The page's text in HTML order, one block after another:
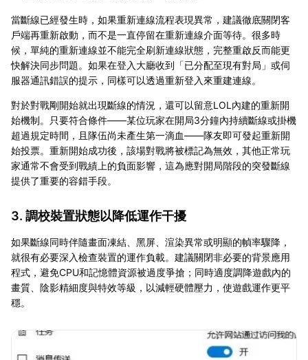
當斷線已經發生時，如果重新連線流程表現異常，建議徹底關閉客
戶端再重新啟動，而不是一直停留在重新連線介面等待。很多時
候，單純的重新連線並不能完全刷新連線狀態，完整重啟反而能更
快解決同步問題。如果在登入大廳收到「已分配至現有對局」或伺
服器通訊錯誤的提示，同樣可以透過重新登入來重建連線。
對於對戰剛開始就出現斷線的情況，還可以留意LOL內建的重新開
始機制。只要符合條件——某位玩家在開局3分鐘內持續斷線或掛機
超過規定時間，且隊伍尚未產生第一滴血——隊友即可發起重新開
始投票。重新開始成功後，該場對戰將被標記為無效，其他正常玩
家通常不會受到戰績上的負面影響，這為應對開局階段的突發斷線
提供了重要的容錯手段。
3. 調校裝置狀態以降低運作干擾
如果斷線同時伴隨畫面凍結、黑屏、渲染異常或明顯的幀率驟降，
就很有必要深入檢查裝置的運作負載。建議關閉非必要的背景應用
程式，避免CPU和記憶體資源被過度爭搶；同時適度調降遊戲內的
畫質、陰影精細度與特效等級，以減輕硬體壓力，使遊戲運作更平
穩。